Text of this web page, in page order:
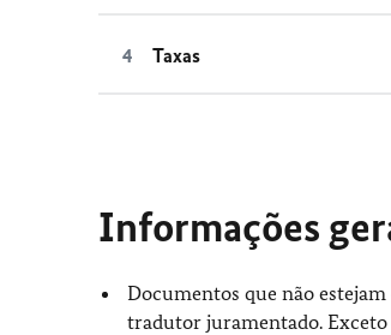
Taxas
Informações
Documentos que não
tradutor juramentado. Exceto